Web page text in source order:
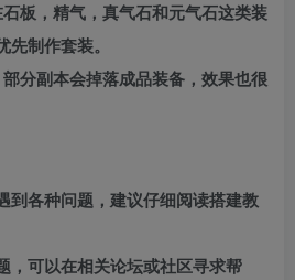
板，精气，真气石和元气石这类装
制作套装。
分副本会掉落成品装备，效果也很
到各种问题，建议仔细阅读搭建教
，可以在相关论坛或社区寻求帮